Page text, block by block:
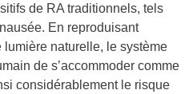
de RA traditionnels, tels
. En reproduisant
naturelle, le système
de s’accommoder comme
considérablement le risque